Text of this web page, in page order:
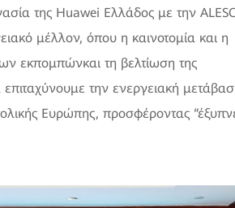
της Huawei Ελλάδος με την
μέλλον, όπου η καινοτομία και η
εκπομπώνκαι τη βελτίωση της
την ενεργειακή
Ευρώπης, προσφέροντας